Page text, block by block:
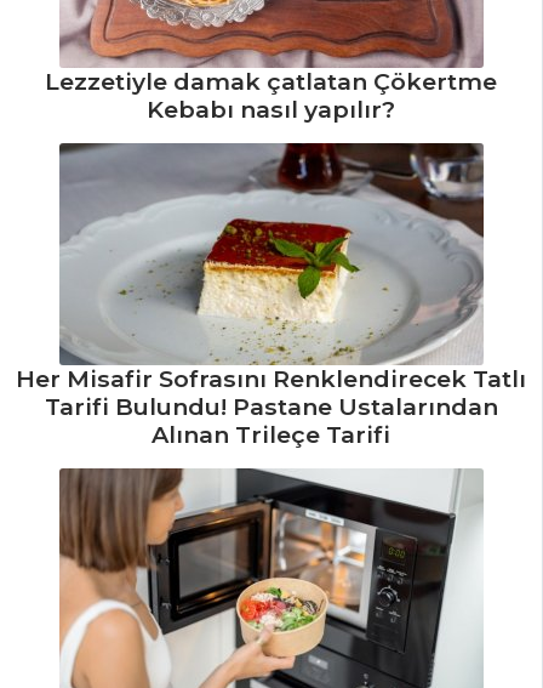
Tavası Tarifi, Nasıl
Yapılır?
Et Yemekleri Tüm
Tarifleri
SALATALAR
Çoban Salata
Tarifi, Nasıl Yapılır?
Tulum Peynirli
Köz Patlıcan
Salatası
Yeşil Mercimekli
Yapılır?
Salatalar Tüm
Tarifleri
ÇORBALAR
Lezzetiyle damak çatlatan Çökertme
Kebabı nasıl yapılır?
Her Misafir Sofrasını Renklendirecek Tatlı
Tarifi Bulundu! Pastane Ustalarından
Alınan Trileçe Tarifi